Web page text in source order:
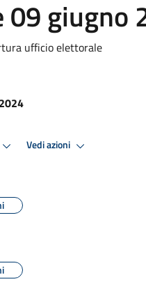
09 giugno
ufficio elettorale
Vedi azioni